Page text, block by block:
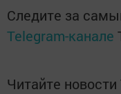
Следите за
Telegram-канале
Читайте новости